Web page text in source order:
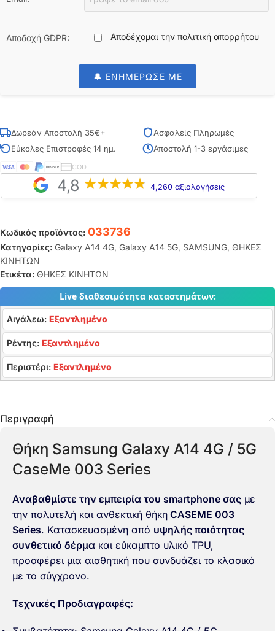
Αποδοχή GDPR: Αποδέχομαι την πολιτική απορρήτου
🔔 ΕΝΗΜΕΡΩΣΕ ΜΕ
Δωρεάν Αποστολή 35€+
Ασφαλείς Πληρωμές
Εύκολες Επιστροφές 14 ημ.
Αποστολή 1-3 εργάσιμες
COD
4,8 4,260 αξιολογήσεις
Κωδικός προϊόντος: 033736
Κατηγορίες: Galaxy A14 4G, Galaxy A14 5G, SAMSUNG, ΘΗΚΕΣ
ΚΙΝΗΤΩΝ
Ετικέτα: ΘΗΚΕΣ ΚΙΝΗΤΩΝ
Live διαθεσιμότητα καταστημάτων:
Αιγάλεω: Εξαντλημένο
Ρέντης: Εξαντλημένο
Περιστέρι: Εξαντλημένο
Περιγραφή
Θήκη Samsung Galaxy A14 4G / 5G
CaseMe 003 Series
Αναβαθμίστε την εμπειρία του smartphone σας με
την πολυτελή και ανθεκτική θήκη CASEME 003
Series. Κατασκευασμένη από υψηλής ποιότητας
συνθετικό δέρμα και εύκαμπτο υλικό TPU,
προσφέρει μια αισθητική που συνδυάζει το κλασικό
με το σύγχρονο.
Τεχνικές Προδιαγραφές: